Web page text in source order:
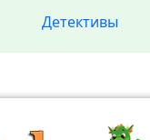
Детективы